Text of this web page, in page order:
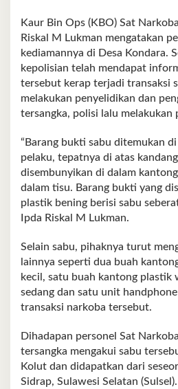
Kaur Bin Ops (KBO) Sat
Riskal M Lukman mengatakan
kediamannya di Desa Kondara.
kepolisian telah mendapat
tersebut kerap terjadi transaksi
melakukan penyelidikan dan
tersangka, polisi lalu melakukan
“Barang bukti sabu ditemukan
pelaku, tepatnya di atas
disembunyikan di dalam
dalam tisu. Barang bukti yang
plastik bening berisi sabu
Ipda Riskal M Lukman.
Selain sabu, pihaknya turut
lainnya seperti dua buah
kecil, satu buah kantong plastik
sedang dan satu unit
transaksi narkoba tersebut.
Dihadapan personel Sat
tersangka mengakui sabu
Kolut dan didapatkan dari
Sidrap, Sulawesi Selatan (Sulsel).